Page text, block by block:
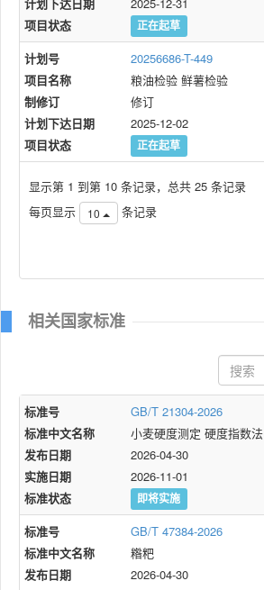
项目状态
正在起草
计划号
20256686-T-449
项目名称
粮油检验 鲜薯检验
制修订
修订
计划下达日期
2025-12-02
项目状态
正在起草
显示第 1 到第 10 条记录，总共 25 条记录
每页显示
10 条记录
相关国家标准
标准号
GB/T 21304-2026
标准中文名称
小麦硬度测定 硬度指数法
发布日期
2026-04-30
实施日期
2026-11-01
标准状态
即将实施
标准号
GB/T 47384-2026
标准中文名称
糌粑
发布日期
2026-04-30